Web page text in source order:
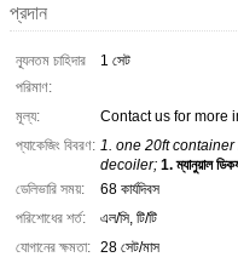
প্রদান
ন্যূনতম চাহিদার
পরিমাণ:
1 সেট
মূল্য:
Contact us for more
প্যাকেজিং বিবরণ: 1. one 20ft
decoiler; 1. ম্যানুয়াল
ডেলিভারি সময়:
68 কার্যদিবস
পরিশোধের শর্ত:
এল/সি, টি/টি
যোগানের ক্ষমতা: 28 সেট/মাস